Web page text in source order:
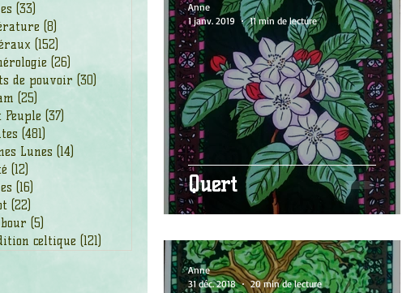
(33)
(8)
(152)
(26)
de pouvoir (30)
(25)
Peuple (37)
(481)
Lunes (14)
(12)
(16)
(22)
(5)
celtique (121)
Quert
Anne
1 janv. 2019
11 min de lecture
Anne
31 déc. 2018
20 min de lecture